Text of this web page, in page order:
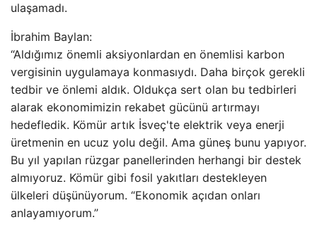
ulaşamadı.
İbrahim Baylan:
“Aldığımız önemli aksiyonlardan en önemlisi karbon
vergisinin uygulamaya konmasıydı. Daha birçok gerekli
tedbir ve önlemi aldık. Oldukça sert olan bu tedbirleri
alarak ekonomimizin rekabet gücünü artırmayı
hedefledik. Kömür artık İsveç'te elektrik veya enerji
üretmenin en ucuz yolu değil. Ama güneş bunu yapıyor.
Bu yıl yapılan rüzgar panellerinden herhangi bir destek
almıyoruz. Kömür gibi fosil yakıtları destekleyen
ülkeleri düşünüyorum. “Ekonomik açıdan onları
anlayamıyorum.”